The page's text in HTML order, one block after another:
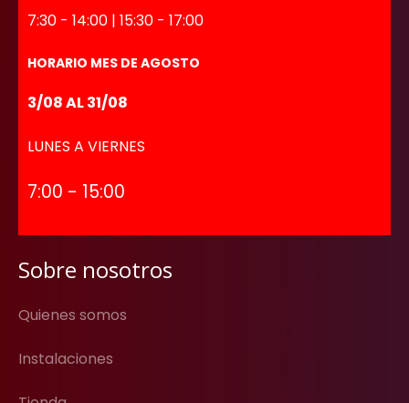
7:30 - 14:00 | 15:30 - 17:00
HORARIO MES DE AGOSTO
3/08 AL 31/08
LUNES A VIERNES
7:00 - 15:00
Sobre nosotros
Quienes somos
Instalaciones